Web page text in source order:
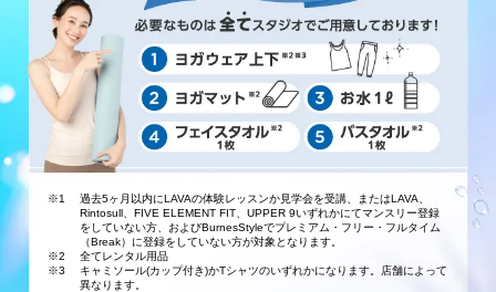
※1
過去5ヶ月以内にLAVAの体験レッスンか見学会を受講、またはLAVA、
Rintosull、FIVE ELEMENT FIT、UPPER 9いずれかにてマンスリー登録
をしていない方、およびBurnesStyleでプレミアム・フリー・フルタイム
（Break）に登録をしていない方が対象となります。
※2
全てレンタル用品
※3
キャミソール(カップ付き)かTシャツのいずれかになります。店舗によって
異なります。